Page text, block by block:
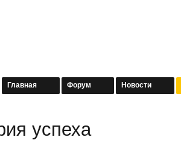
Главная Форум Новости
успеха